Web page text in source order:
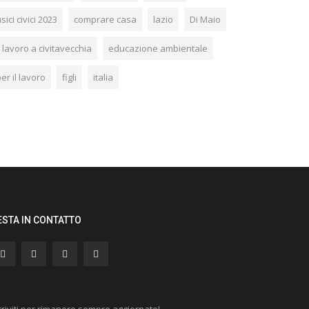
civici 2023 comprare casa lazio Di Maio
lavoro a civitavecchia educazione ambientale
il lavoro figli italia
IN CONTATTO